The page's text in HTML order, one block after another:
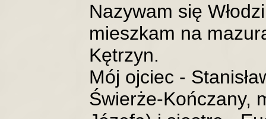
Nazywam się
mieszkam na
Kętrzyn.
Mój ojciec -
Świerże-Kończany,